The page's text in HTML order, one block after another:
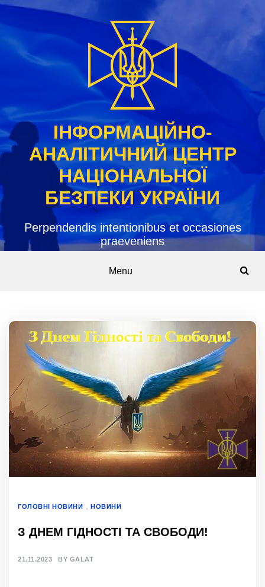
Skip
content
ІНФОРМАЦІЙНО-
АНАЛІТИЧНИЙ ЦЕНТР
НАЦІОНАЛЬНОЇ
БЕЗПЕКИ УКРАЇНИ
Perpendendis intentionibus et occasiones
praeveniens
Menu
ГОЛОВНІ НОВИНИ , НОВИНИ
З ДНЕМ ГІДНОСТІ ТА СВОБОДИ!
21.11.2023 BY GALAT